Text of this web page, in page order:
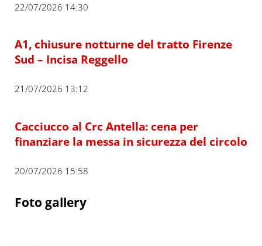
22/07/2026 14:30
A1, chiusure notturne del tratto Firenze
Sud – Incisa Reggello
21/07/2026 13:12
Cacciucco al Crc Antella: cena per
finanziare la messa in sicurezza del circolo
20/07/2026 15:58
Foto gallery